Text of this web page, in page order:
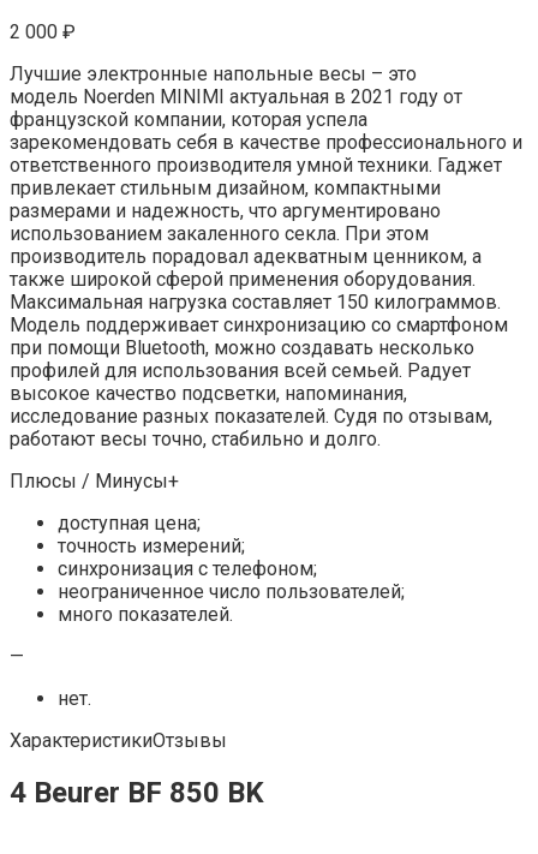
2 000 ₽
Лучшие электронные напольные весы – это
модель Noerden MINIMI актуальная в 2021 году от
французской компании, которая успела
зарекомендовать себя в качестве профессионального и
ответственного производителя умной техники. Гаджет
привлекает стильным дизайном, компактными
размерами и надежность, что аргументировано
использованием закаленного секла. При этом
производитель порадовал адекватным ценником, а
также широкой сферой применения оборудования.
Максимальная нагрузка составляет 150 килограммов.
Модель поддерживает синхронизацию со смартфоном
при помощи Bluetooth, можно создавать несколько
профилей для использования всей семьей. Радует
высокое качество подсветки, напоминания,
исследование разных показателей. Судя по отзывам,
работают весы точно, стабильно и долго.
Плюсы / Минусы+
доступная цена;
точность измерений;
синхронизация с телефоном;
неограниченное число пользователей;
много показателей.
—
нет.
ХарактеристикиОтзывы
4 Beurer BF 850 BK